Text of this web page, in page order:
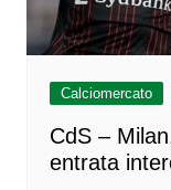
Calciomercato
CdS –
entrata